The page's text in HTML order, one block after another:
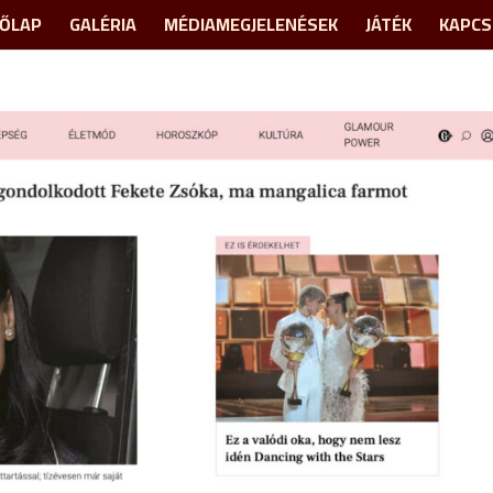
GALÉRIA MÉDIAMEGJELENÉSEK JÁTÉK